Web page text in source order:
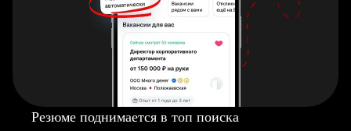
Резюме поднимается в топ поиска